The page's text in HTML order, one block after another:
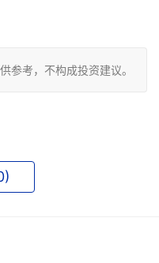
参考，不构成投资建议。
)